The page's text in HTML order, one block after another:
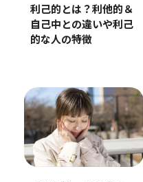
利己的とは？利他的＆
自己中との違いや利己
的な人の特徴